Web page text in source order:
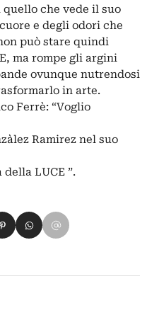
quello che vede il suo
e degli odori che
può stare quindi
ma rompe gli argini
ovunque nutrendosi
in arte.
Ferrè: “Voglio
Ramirez nel suo
LUCE ”.
Xsu LinkedIn
su Pinterest
Condividi su WhatsApp
Condividi su Email